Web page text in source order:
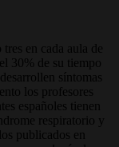
en cada aula de
30% de su tiempo
síntomas
los profesores
españoles tienen
respiratorio y
publicados en